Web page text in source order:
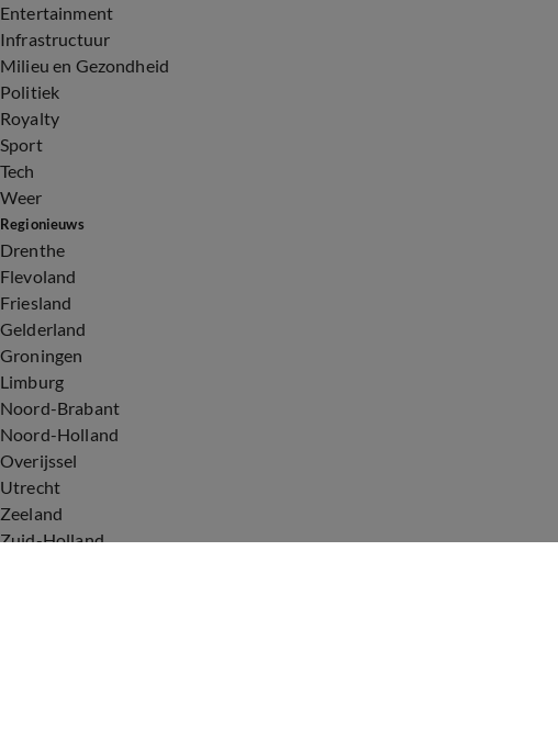
Entertainment
Infrastructuur
Milieu en Gezondheid
Politiek
Royalty
Sport
Tech
Weer
Regionieuws
Drenthe
Flevoland
Friesland
Gelderland
Groningen
Limburg
Noord-Brabant
Noord-Holland
Overijssel
Utrecht
Zeeland
Zuid-Holland